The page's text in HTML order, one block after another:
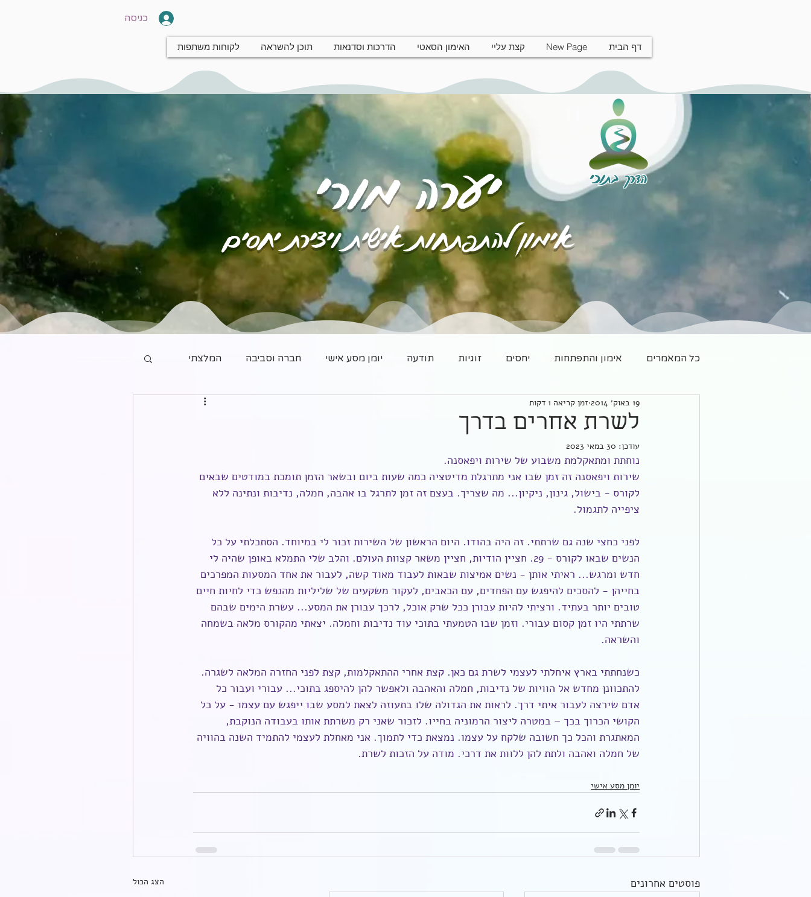
כניסה
דף הבית New Page קצת עליי האימון הסאטי הדרכות וסדנאות תוכן להשראה לקוחות משתפות
הדרך בתוכי
אימון להתפתחות אישית ויצירת יחסים
יערה מורי
כל המאמרים אימון והתפתחות יחסים זוגיות תודעה יומן מסע אישי חברה וסביבה המלצתי
משפחה חדשה יוגה
לשרת אחרים בדרך
19 באוק׳ 2014 זמן קריאה 1 דקות
עודכן: 30 במאי 2023
נוחתת ומתאקלמת משבוע של שירות ויפאסנה.
שירות ויפאסנה זה זמן שבו אני מתרגלת מדיטציה כמה שעות ביום ובשאר הזמן תומכת במודטים שבאים
לקורס - בישול, גינון, ניקיון... מה שצריך. בעצם זה זמן לתרגל בו אהבה, חמלה, נדיבות ונתינה ללא
ציפייה לתגמול.
לפני כחצי שנה גם שרתתי. זה היה בהודו. היום הראשון של השירות זכור לי במיוחד. הסתכלתי על כל
הנשים שבאו לקורס - 29. חציין הודיות, חציין משאר קצוות העולם. והלב שלי התמלא באופן שהיה לי
חדש ומרגש... ראיתי אותן - נשים אמיצות שבאות לעבוד מאוד קשה, לעבור את אחד המסעות המפרכים
בחייהן - להסכים להיפגש עם הפחדים, עם הכאבים, לעקור משקעים של שליליות מהנפש כדי לחיות חיים
טובים יותר בעתיד. ורציתי להיות עבורן ככל שרק אוכל, לרכך עבורן את המסע... עשרת הימים שבהם
שרתתי היו זמן קסום עבורי. וזמן שבו הטמעתי בתוכי עוד נדיבות וחמלה. יצאתי מהקורס מלאה בשמחה
והשראה.
כשנחתתי בארץ איחלתי לעצמי לשרת גם כאן. קצת אחרי ההתאקלמות, קצת לפני החזרה המלאה לשגרה.
להתכוונן מחדש אל הוויות של נדיבות, חמלה והאהבה ולאפשר להן להיספג בתוכי... עבורי ועבור כל
אדם שירצה לעבור איתי דרך. לראות את הגדולה שלו בתעוזה לצאת למסע שבו ייפגש עם עצמו - על כל
הקושי הכרוך בכך – במטרה ליצור הרמוניה בחייו. לזכור שאני רק משרתת אותו בעבודה הנוקבת,
המאתגרת והכל כך חשובה שלקח על עצמו. נמצאת כדי לתמוך. אני מאחלת לעצמי להתמיד השנה בהוויה
של חמלה ואהבה ולתת להן ללוות את דרכי. מודה על הזכות לשרת.
יומן מסע אישי
פוסטים אחרונים הצג הכול